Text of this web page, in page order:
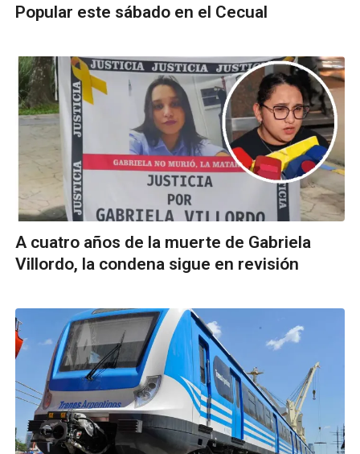
Popular este sábado en el Cecual
A cuatro años de la muerte de Gabriela
Villordo, la condena sigue en revisión